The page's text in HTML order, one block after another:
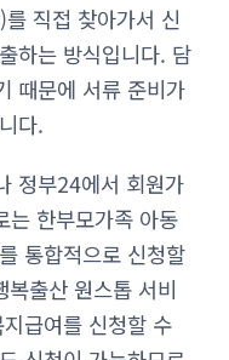
를 직접 찾아가서 신
하는 방식입니다. 담
때문에 서류 준비가
다.
정부24에서 회원가
는 한부모가족 아동
통합적으로 신청할
출산 원스톱 서비
급여를 신청할 수